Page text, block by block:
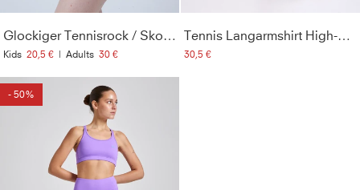
Glockiger Tennisrock / Skort, flieder
Kids 20,5 € | Adults 30 €
Tennis Langarmshirt High-Neck Damen & Mädchen, hibiscus pink
30,5 €
- 50%